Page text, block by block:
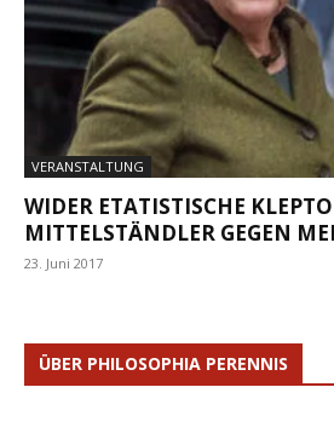
VERANSTALTUNG
WIDER ETATISTISCHE
MITTELSTÄNDLER GEGEN
23. Juni 2017
ÜBER PHILOSOPHIA PERENNIS